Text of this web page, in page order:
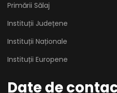
Primării Sălaj
Instituții Județene
Instituții Naționale
Instituții Europene
Date de